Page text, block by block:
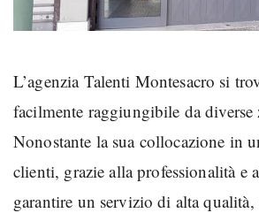
L’agenzia Talenti Montesacro si
facilmente raggiungibile da
Nonostante la sua collocazione in
clienti, grazie alla professionalità e
garantire un servizio di alta qualità,